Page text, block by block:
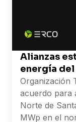
Alianzas
energía
Organización
acuerdo para
Norte de
MWp en el